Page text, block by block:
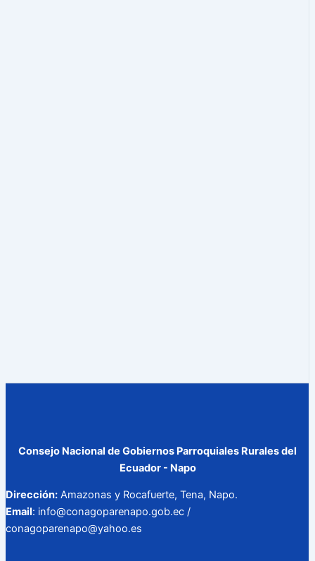
Consejo Nacional de Gobiernos Parroquiales Rurales del
Ecuador - Napo
Dirección: Amazonas y Rocafuerte, Tena, Napo.
Email: info@conagoparenapo.gob.ec /
conagoparenapo@yahoo.es